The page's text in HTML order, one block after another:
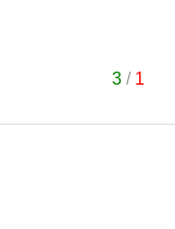
3/ 1